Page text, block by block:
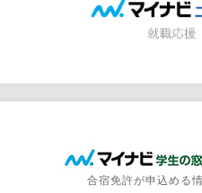
合宿免許が申込める